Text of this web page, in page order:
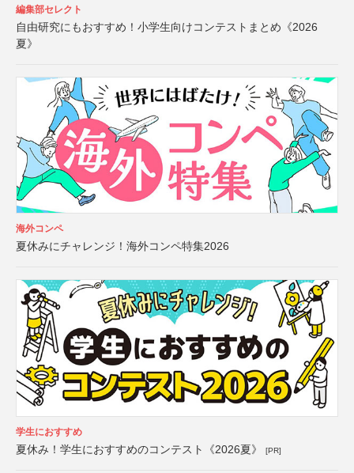
編集部セレクト
自由研究にもおすすめ！小学生向けコンテストまとめ《2026
夏》
海外コンペ
夏休みにチャレンジ！海外コンペ特集2026
学生におすすめ
夏休み！学生におすすめのコンテスト《2026夏》 [PR]